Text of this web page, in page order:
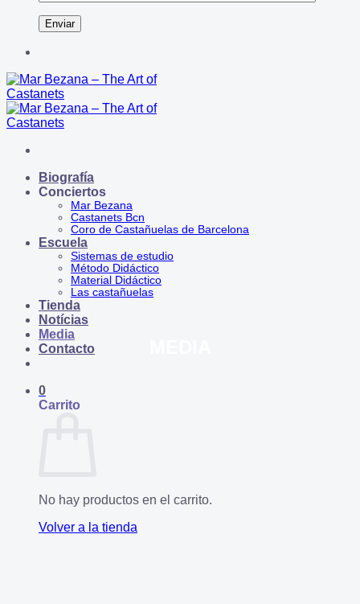
Biografía
Conciertos
Mar Bezana
Castanets Bcn
Coro de Castañuelas de Barcelona
Escuela
Sistemas de estudio
Método Didáctico
Material Didáctico
Las castañuelas
Tienda
Notícias
Media
Contacto
0
Carrito
No hay productos en el carrito.
Volver a la tienda